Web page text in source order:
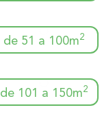
de 51 a 100m2
de 101 a 150m2